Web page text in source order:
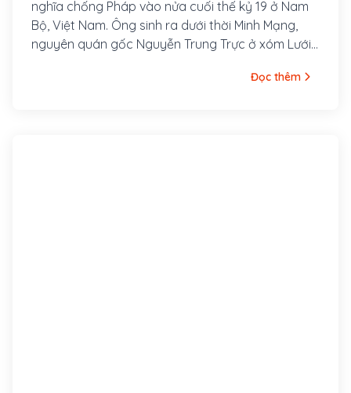
nghĩa chống Pháp vào nửa cuối thế kỷ 19 ở Nam
Bộ, Việt Nam. Ông sinh ra dưới thời Minh Mạng,
nguyên quán gốc Nguyễn Trung Trực ở xóm Lưới,
Bình Định (ngày nay là thôn Vĩnh Hội, xã Cát Hải,
Đọc thêm